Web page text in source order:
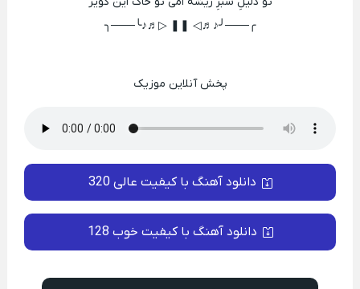
╭───╯♪♬◁ ❚❚ ▷♬♪╰───╮
پخش آنلاین موزیک
دانلود آهنگ با کیفیت عالی 320
دانلود آهنگ با کیفیت خوب 128